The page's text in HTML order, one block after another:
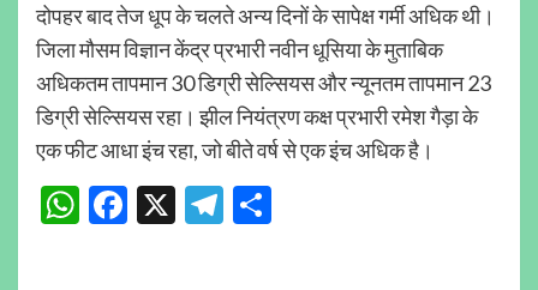
दोपहर बाद तेज धूप के चलते अन्य दिनों के सापेक्ष गर्मी अधिक थी।
जिला मौसम विज्ञान केंद्र प्रभारी नवीन धूसिया के मुताबिक
अधिकतम तापमान 30 डिग्री सेल्सियस और न्यूनतम तापमान 23
डिग्री सेल्सियस रहा। झील नियंत्रण कक्ष प्रभारी रमेश गैड़ा के
एक फीट आधा इंच रहा, जो बीते वर्ष से एक इंच अधिक है।
WhatsApp
Facebook
X Telegram